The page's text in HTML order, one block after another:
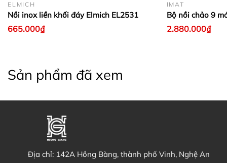
ELMICH
Nồi inox liền khối đáy Elmich EL2531
665.000₫
IMAT
Bộ nồi chảo 9
2.880.000₫
Sản phẩm đã xem
Địa chỉ: 142A Hồng Bàng, thành phố Vinh, Nghệ An